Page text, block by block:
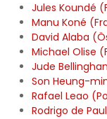
Jules Koundé
Manu Koné
David Alaba
Michael Olise
Jude
Son Heung-
Rafael Leao
Rodrigo de